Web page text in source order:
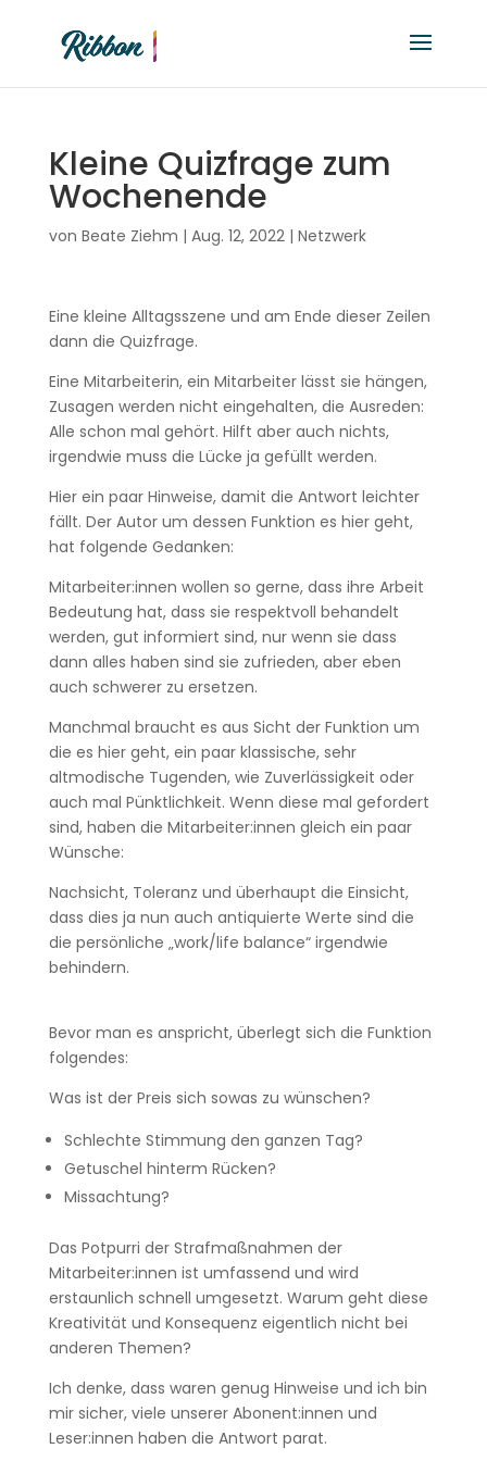
Kleine Quizfrage zum
Wochenende
von Beate Ziehm | Aug. 12, 2022| Netzwerk
Eine kleine Alltagsszene und am Ende dieser Zeilen
dann die Quizfrage.
Eine Mitarbeiterin, ein Mitarbeiter lässt sie hängen,
Zusagen werden nicht eingehalten, die Ausreden:
Alle schon mal gehört. Hilft aber auch nichts,
irgendwie muss die Lücke ja gefüllt werden.
Hier ein paar Hinweise, damit die Antwort leichter
fällt. Der Autor um dessen Funktion es hier geht,
hat folgende Gedanken:
Mitarbeiter:innen wollen so gerne, dass ihre Arbeit
Bedeutung hat, dass sie respektvoll behandelt
werden, gut informiert sind, nur wenn sie dass
dann alles haben sind sie zufrieden, aber eben
auch schwerer zu ersetzen.
Manchmal braucht es aus Sicht der Funktion um
die es hier geht, ein paar klassische, sehr
altmodische Tugenden, wie Zuverlässigkeit oder
auch mal Pünktlichkeit. Wenn diese mal gefordert
sind, haben die Mitarbeiter:innen gleich ein paar
Wünsche:
Nachsicht, Toleranz und überhaupt die Einsicht,
dass dies ja nun auch antiquierte Werte sind die
die persönliche „work/life balance“ irgendwie
behindern.
Bevor man es anspricht, überlegt sich die Funktion
folgendes:
Was ist der Preis sich sowas zu wünschen?
Schlechte Stimmung den ganzen Tag?
Getuschel hinterm Rücken?
Missachtung?
Das Potpurri der Strafmaßnahmen der
Mitarbeiter:innen ist umfassend und wird
erstaunlich schnell umgesetzt. Warum geht diese
Kreativität und Konsequenz eigentlich nicht bei
anderen Themen?
Ich denke, dass waren genug Hinweise und ich bin
mir sicher, viele unserer Abonent:innen und
Leser:innen haben die Antwort parat.